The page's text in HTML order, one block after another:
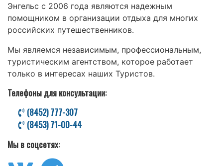
Энгельс с 2006 года являются надежным
помощником в организации отдыха для многих
российских путешественников.
Мы являемся независимым, профессиональным,
туристическим агентством, которое работает
только в интересах наших Туристов.
Телефоны для консультации:
(8452) 777-307
(8453) 71-00-44
Мы в соцсетях: